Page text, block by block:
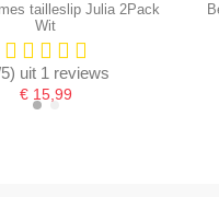
tailleslip Julia 2Pack
Wit
uit 1 reviews
€ 15,99